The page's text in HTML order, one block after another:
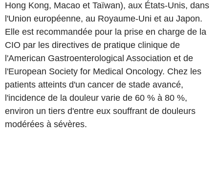
Hong Kong, Macao et Taïwan), aux États-Unis, dans
l'Union européenne, au Royaume-Uni et au Japon.
Elle est recommandée pour la prise en charge de la
CIO par les directives de pratique clinique de
l'American Gastroenterological Association et de
l'European Society for Medical Oncology. Chez les
patients atteints d'un cancer de stade avancé,
l'incidence de la douleur varie de 60 % à 80 %,
environ un tiers d'entre eux souffrant de douleurs
modérées à sévères.